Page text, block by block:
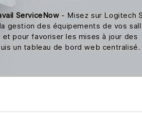
ServiceNow - Misez sur Logitech
gestion des équipements de vos
pour favoriser les mises à jour des
un tableau de bord web centralisé.